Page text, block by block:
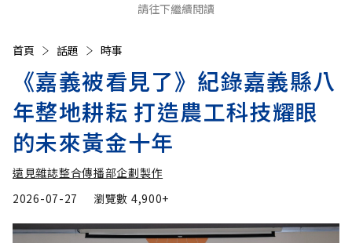
請往下繼續閱讀
首頁 話題 時事
《嘉義被看見了》紀錄嘉義縣八
年整地耕耘 打造農工科技耀眼
的未來黃金十年
遠見雜誌整合傳播部企劃製作
2026-07-27
瀏覽數 4,900+